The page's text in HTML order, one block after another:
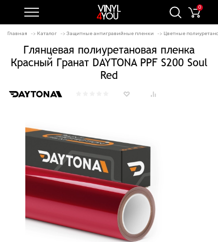
0
Главная Каталог Защитные антигравийные пленки Цветные
Глянцевая полиуретановая пленка
Красный Гранат DAYTONA PPF S200 Soul
Red